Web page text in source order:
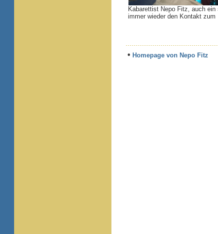
Kabarettist Nepo Fitz, auch
immer wieder den Kontakt zum
• Homepage von Nepo Fitz